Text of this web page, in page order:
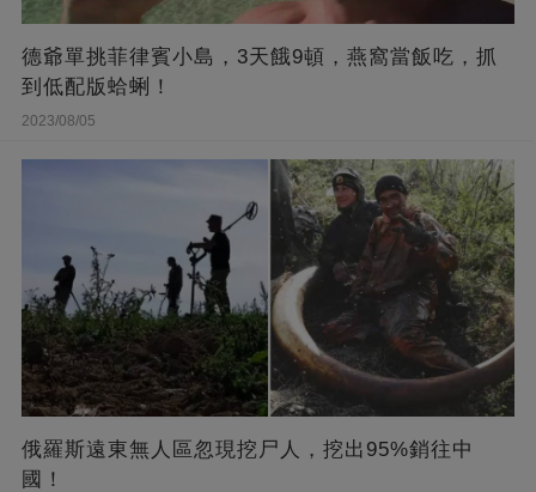
德爺單挑菲律賓小島，3天餓9頓，燕窩當飯吃，抓
到低配版蛤蜊！
2023/08/05
俄羅斯遠東無人區忽現挖尸人，挖出95%銷往中
國！